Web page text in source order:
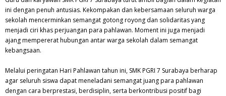
ini dengan penuh antusias. Kekompakan dan kebersamaan seluruh warga
sekolah mencerminkan semangat gotong royong dan solidaritas yang
menjadi ciri khas perjuangan para pahlawan. Moment ini juga menjadi
ajang mempererat hubungan antar warga sekolah dalam semangat
kebangsaan.
Melalui peringatan Hari Pahlawan tahun ini, SMK PGRI 7 Surabaya berharap
agar seluruh siswa dapat meneladani semangat juang para pahlawan
dengan cara berprestasi, berdisiplin, serta berkontribusi positif bagi